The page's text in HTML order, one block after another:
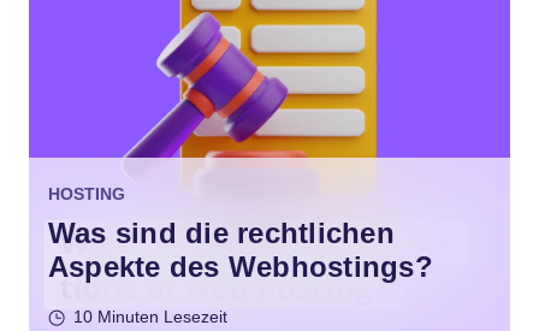
HOSTING
Was sind die rechtlichen
Aspekte des Webhostings?
10 Minuten Lesezeit